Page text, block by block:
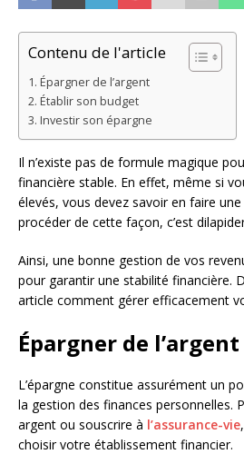
Contenu de l'article
Épargner de l’argent
Établir son budget
Investir son épargne
Il n’existe pas de formule magique
financière stable. En effet, même si
élevés, vous devez savoir en faire
procéder de cette façon, c’est
Ainsi, une bonne gestion de vos
pour garantir une stabilité financière.
article comment gérer efficacement
Épargner de l’argent
L’épargne constitue assurément un
la gestion des finances personnelles.
argent ou souscrire à l’assurance-vie
choisir votre établissement financier.